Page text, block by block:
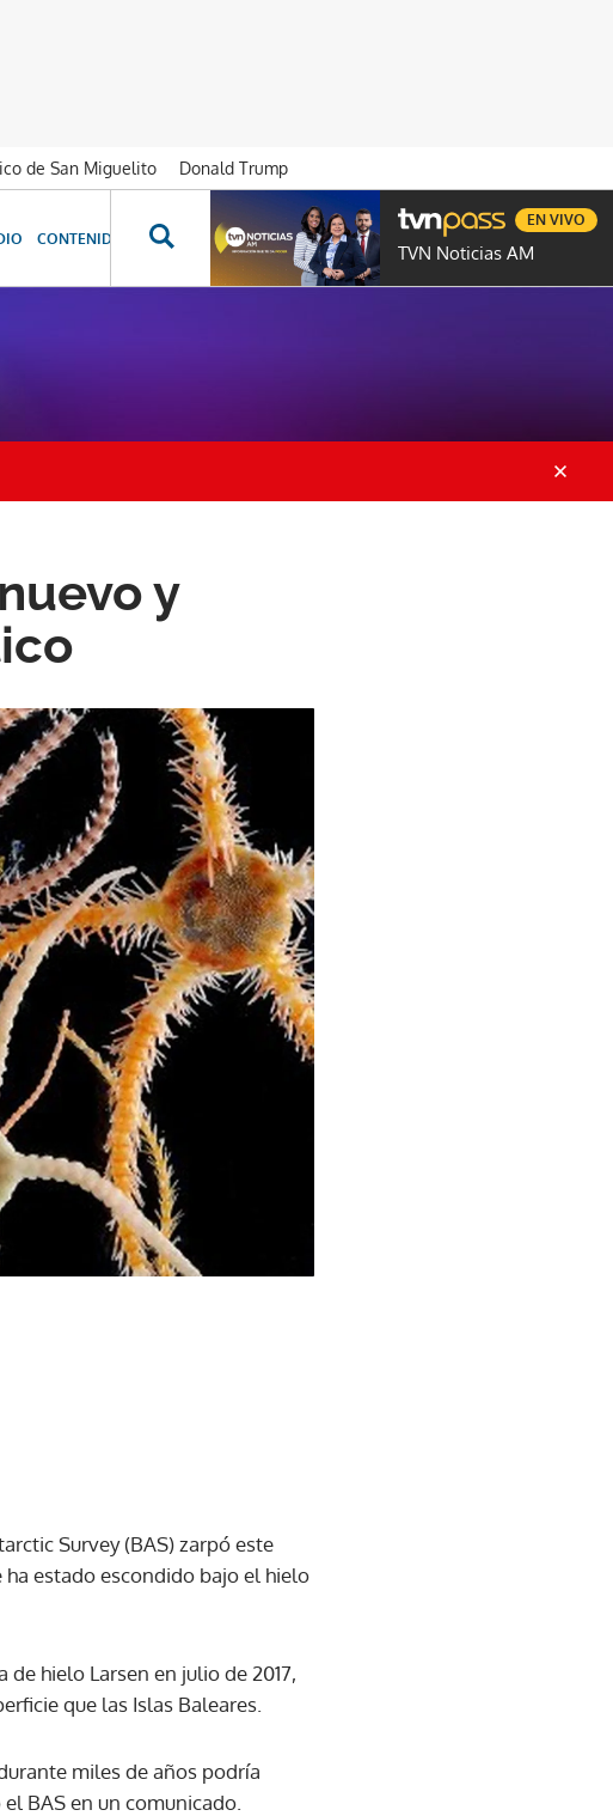
de San Miguelito
Donald Trump
CONTENIDOS ESPECIALES NOVELAS PROGRAMAS GENTE TVN
TVN Noticias AM
EN VIVO
y
Survey (BAS) zarpó este
estado escondido bajo el hielo
hielo Larsen en julio de 2017,
que las Islas Baleares.
miles de años podría
BAS en un comunicado.